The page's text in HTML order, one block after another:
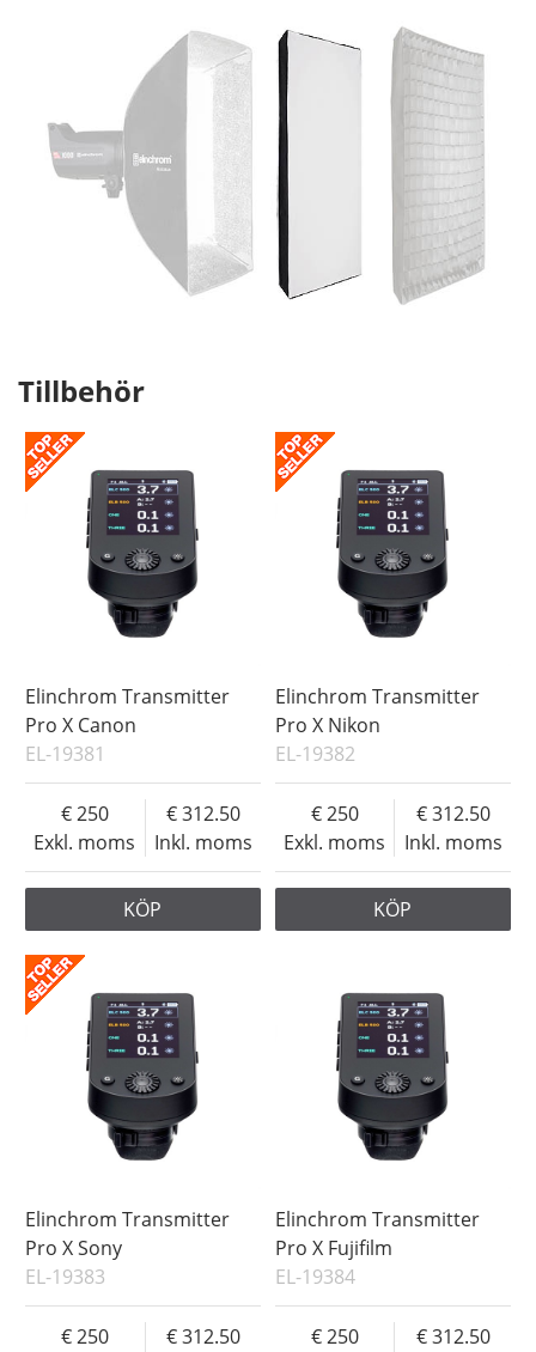
Tillbehör
Elinchrom Transmitter
Pro X Canon
EL-19381
Exkl. moms
250
Inkl. moms
312.50
KÖP
Elinchrom Transmitter
Pro X Nikon
EL-19382
Exkl. moms
250
Inkl. moms
312.50
KÖP
Elinchrom Transmitter
Pro X Sony
EL-19383
250
312.50
Elinchrom Transmitter
Pro X Fujifilm
EL-19384
250
312.50